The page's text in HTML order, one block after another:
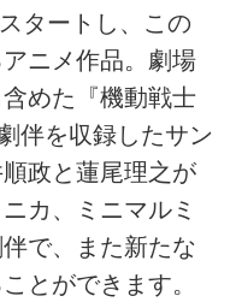
タートし、この
ニメ作品。劇場
めた『機動戦士
伴を収録したサン
政と蓮尾理之が
カ、ミニマルミ
で、また新たな
とができます。